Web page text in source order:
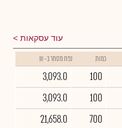
עוד עסקאות
כמות נפח מסחר ב- ₪
100
3,093.0
100
3,093.0
700
21,658.0